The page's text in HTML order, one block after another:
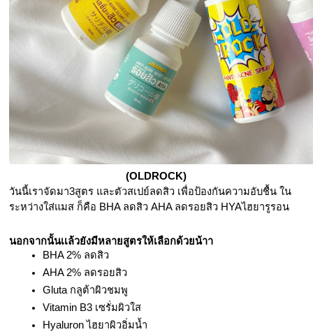
(OLDROCK)
วันนี้เราจัดมา3สูตร และตัวสเปย์ลดสิว เพื่อป้องกันความอับชื้น ใน
ระหว่างใส่แมส ก็คือ BHA ลดสิว AHA ลดรอยสิว HYAไฮยารูรอน
นอกจากนั้นเเล้วยังมีหลายสูตรให้เลือกด้วยน้าา
BHA 2% ลดสิว
AHA 2% ลดรอยสิว
Gluta กลูต้าผิวชมพู
Vitamin B3 เซรั่มผิวใส
Hyaluron ไฮยาผิวอิ่มน้ำ